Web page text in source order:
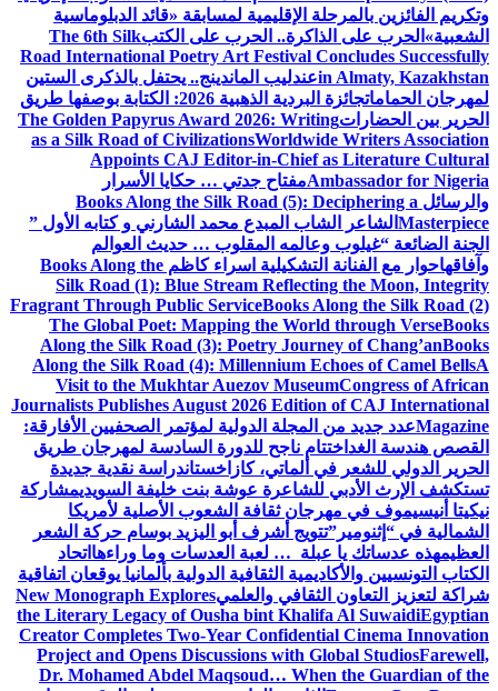
وتكريم الفائزين بالمرحلة الإقليمية لمسابقة «قائد الدبلوماسية
الشعبية» الحرب على الذاكرة.. الحرب على الكتبThe 6th Silk
Road International Poetry Art Festival Concludes Successfully
in Almaty, Kazakhstanعندليب الماندينج.. يحتفل بالذكرى الستين
لمهرجان الحمامات
جائزة البردية الذهبية 2026: الكتابة بوصفها طريق
الحرير بين الحضاراتThe Golden Papyrus Award 2026: Writing
as a Silk Road of CivilizationsWorldwide Writers Association
Appoints CAJ Editor-in-Chief as Literature Cultural
Ambassador for Nigeriaمفتاح جدتي … حكايا الأسرار
والرسائل Books Along the Silk Road (5): Deciphering a
Masterpiece الشاعر الشاب المبدع محمد الشارني و كتابه الأول ”
الجنة الضائعة “غيلوب وعالمه المقلوب … حديث العوالم
وآفاقهاحوار مع الفنانة التشكيلية اسراء كاظم Books Along the
Silk Road (1): Blue Stream Reflecting the Moon, Integrity
Fragrant Through Public ServiceBooks Along the Silk Road (2)
The Global Poet: Mapping the World through VerseBooks
Along the Silk Road (3): Poetry Journey of Chang’anBooks
Along the Silk Road (4): Millennium Echoes of Camel BellsA
Visit to the Mukhtar Auezov MuseumCongress of African
Journalists Publishes August 2026 Edition of CAJ International
Magazineعدد جديد من المجلة الدولية لمؤتمر الصحفيين الأفارقة:
القصص هندسة الغد اختتام ناجح للدورة السادسة لمهرجان طريق
الحرير الدولي للشعر في ألماتي، كازاخستاندراسة نقدية جديدة
تستكشف الإرث الأدبي للشاعرة عوشة بنت خليفة السويديمشاركة
نيكيتا أنيسيموف في مهرجان ثقافة الشعوب الأصلية لأمريكا
الشمالية في “إثنومير”تتويج أشرف أبو اليزيد بوسام حركة الشعر
العظيمهذه عدساتك يا عبلة … لعبة العدسات وما وراءها اتحاد
الكتاب التونسيين والأكاديمية الثقافية الدولية بألمانيا يوقعان اتفاقية
شراكة لتعزيز التعاون الثقافي والعلميNew Monograph Explores
the Literary Legacy of Ousha bint Khalifa Al SuwaidiEgyptian
Creator Completes Two-Year Confidential Cinema Innovation
Project and Opens Discussions with Global StudiosFarewell,
Dr. Mohamed Abdel Maqsoud… When the Guardian of the